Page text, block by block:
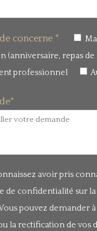
concerne *
(anniversaire, repas de
professionnel
avoir pris
de confidentialité sur
pouvez demander
la rectification de vos